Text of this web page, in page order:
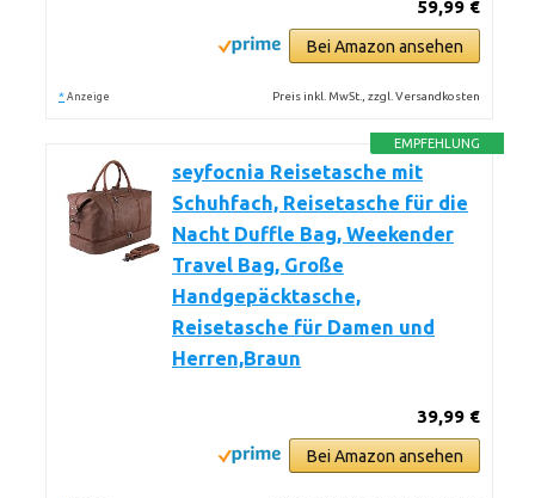
59,99 €
Bei Amazon ansehen
* Anzeige Preis inkl. MwSt., zzgl. Versandkosten
EMPFEHLUNG
seyfocnia Reisetasche mit
Schuhfach, Reisetasche für die
Nacht Duffle Bag, Weekender
Travel Bag, Große
Handgepäcktasche,
Reisetasche für Damen und
Herren,Braun
39,99 €
Bei Amazon ansehen